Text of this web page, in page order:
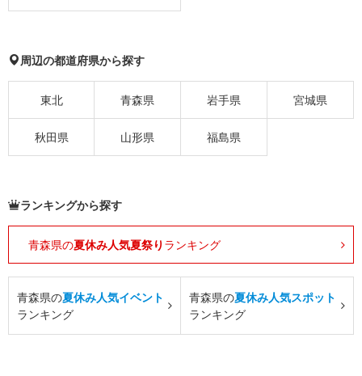
周辺の都道府県から探す
東北 青森県 岩手県 宮城県
秋田県 山形県 福島県
ランキングから探す
青森県の夏休み人気夏祭り ランキング
青森県の夏休み人気イベント
ランキング
青森県の夏休み人気スポット
ランキング